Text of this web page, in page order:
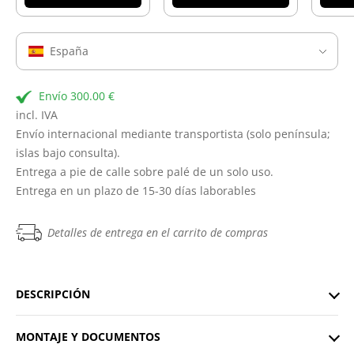
España
Envío 300.00 €
incl. IVA
Envío internacional mediante transportista (solo península;
islas bajo consulta).
Entrega a pie de calle sobre palé de un solo uso.
Entrega en un plazo de 15-30 días laborables
Detalles de entrega en el carrito de compras
DESCRIPCIÓN
MONTAJE Y DOCUMENTOS